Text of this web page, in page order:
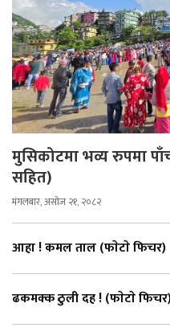
मुसिकोटमा भव्य रुपमा
सहित)
मंगलबार, असोज २१, २०८२
आहा ! कमल ताल (फाेटाे फिचर)
ढकमक्क ठुली दह ! (फाेटाे